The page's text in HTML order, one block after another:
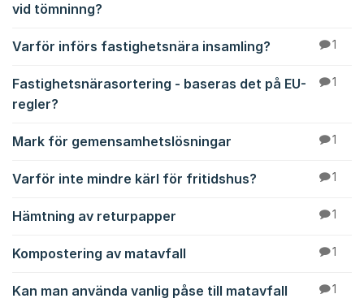
vid tömninng?
Varför införs fastighetsnära insamling? 1
Fastighetsnärasortering - baseras det på EU-
regler?
1
Mark för gemensamhetslösningar 1
Varför inte mindre kärl för fritidshus? 1
Hämtning av returpapper 1
Kompostering av matavfall 1
Kan man använda vanlig påse till matavfall 1